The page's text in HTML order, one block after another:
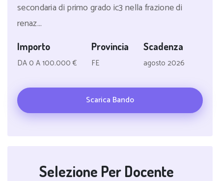
secondaria di primo grado ic3 nella frazione di
renaz...
Importo
DA 0 A 100.000 €
Provincia
FE
Scadenza
agosto 2026
Scarica Bando
Selezione Per Docente